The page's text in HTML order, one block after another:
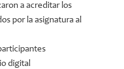
a acreditar los
por la asignatura al
digital